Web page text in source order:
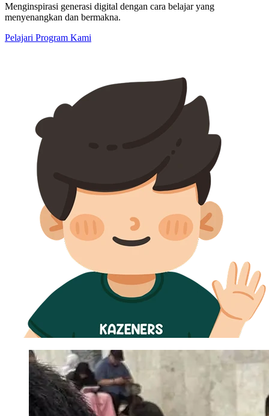
Menginspirasi generasi digital dengan cara belajar yang
menyenangkan dan bermakna.
Pelajari Program Kami